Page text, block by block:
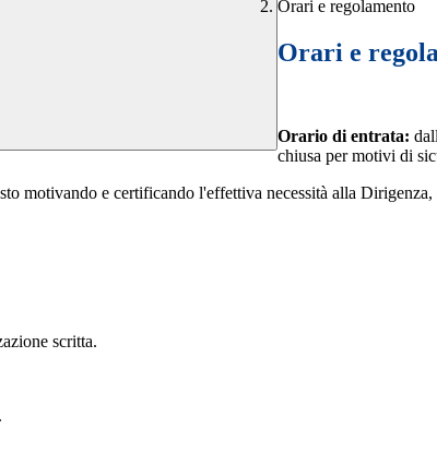
Orari e regolamento
Orari e
Orario di entrata:
chiusa per motivi di
motivando e certificando l'effettiva necessità alla
scritta.